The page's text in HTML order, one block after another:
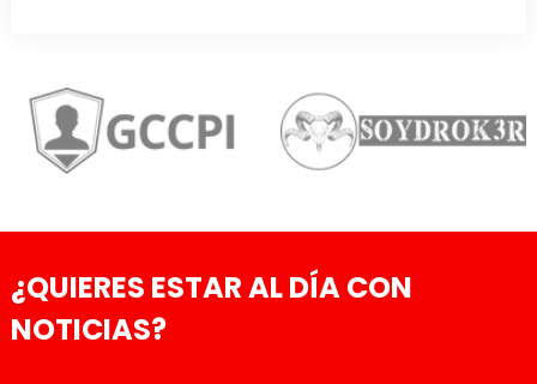
¿QUIERES ESTAR AL DÍA CON
NOTICIAS?